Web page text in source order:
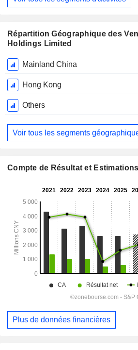
Répartition Géographique des
Holdings Limited
Période
Fiscale:
Décembre
Mainland China
Hong Kong
Others
Voir tous les segments
Compte de Résultat et Estimations
Plus de données financières